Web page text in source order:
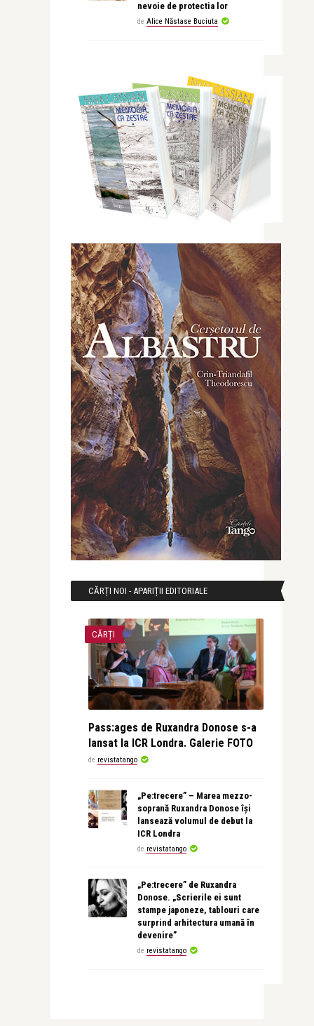
nevoie de protectia lor
de Alice Năstase Buciuta
CĂRȚI NOI - APARIȚII EDITORIALE
CĂRȚI
Pass:ages de Ruxandra Donose s-a
lansat la ICR Londra. Galerie FOTO
de revistatango
„Pe:trecere” – Marea mezzo-
soprană Ruxandra Donose își
lansează volumul de debut la
ICR Londra
de revistatango
„Pe:trecere” de Ruxandra
Donose. „Scrierile ei sunt
stampe japoneze, tablouri care
surprind arhitectura umană în
devenire”
de revistatango